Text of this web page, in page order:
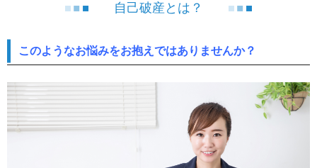
自己破産とは？
このようなお悩みをお抱えではありませんか？